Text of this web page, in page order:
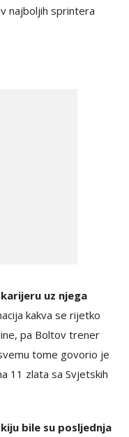
najboljih sprintera
uz njega
kakva se rijetko
pa Boltov trener
tome govorio je
11 zlata sa Svjetskih
bile su posljednja